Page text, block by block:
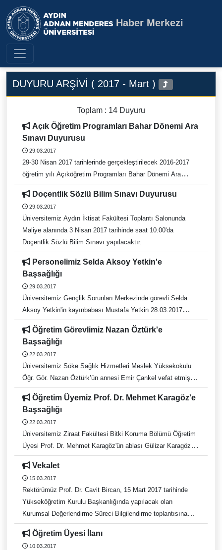
Aydın Adnan Menderes
Haber Merkezi
DUYURU ARŞİVİ ( 2017 - Mart )
Toplam : 14 Duyuru
Sınavı Duyurusu
29.03.2017
29-30 Nisan 2017 tarihlerinde gerçekleştirilecek 2016-2017
öğretim yılı Açıköğretim Programları Bahar Dönemi Ara
Sınavı için görev tercihleri http://sinav.anadolu.edu.tr/augis/
sayfasında açılmıştır. Sınavda görev almak isteyen
akademik personelimiz, 03 Nisan 2017 Pazartesi günü saat
23:30’a kadar sistemden görev talebinde bulunabilecek.
Doçentlik Sözlü Bilim Sınavı Duyurusu
29.03.2017
Üniversitemiz Aydın İktisat Fakültesi Toplantı Salonunda
Maliye alanında 3 Nisan 2017 tarihinde saat 10.00'da
Doçentlik Sözlü Bilim Sınavı yapılacaktır.
Başsağlığı
29.03.2017
Üniversitemiz Gençlik Sorunları Merkezinde görevli Selda
Aksoy Yetkin'in kayınbabası Mustafa Yetkin 28.03.2017
tarihinde vefat etmiştir. Merhumun cenazesi 29.03.2017
Çarşamba günü öğle namazına müteakip Salavatlı
Camii'nden kaldırılacaktır. Merhuma Allah'tan rahmet,
yakınlarına başsağlığı dileriz.
Başsağlığı
22.03.2017
Üniversitemiz Söke Sağlık Hizmetleri Meslek Yüksekokulu
Öğr. Gör. Nazan Öztürk’ün annesi Emir Çankel vefat etmiştir.
Cenazesi 22.03.2017 tarihinde öğle namazına müteakip Köşk
Yavuzköy Camii’nden kaldırılacaktır. Merhumeye Allah'tan
rahmet, yakınlarına başsağlığı dileriz.
Başsağlığı
22.03.2017
Üniversitemiz Ziraat Fakültesi Bitki Koruma Bölümü Öğretim
Üyesi Prof. Dr. Mehmet Karagöz'ün ablası Gülizar Karagöz
Uzun vefat etmiştir. Cenazesi 22.03.2017 tarihinde öğle
namazına müteakip Ünye Ordu Büyük Camii’nden
kaldırılacaktır. Merhumeye Allah'tan rahmet, yakınlarına
başsağlığı dileriz.
Vekalet
15.03.2017
Rektörümüz Prof. Dr. Cavit Bircan, 15 Mart 2017 tarihinde
Yükseköğretim Kurulu Başkanlığında yapılacak olan
Kurumsal Değerlendirme Süreci Bilgilendirme toplantısına
katılacağından, belirtilen tarihte Rektörlük görevine, Rektör
Yardımcısı Prof. Dr. Törün ÖZER vekalet edecektir.
Öğretim Üyesi İlanı
10.03.2017